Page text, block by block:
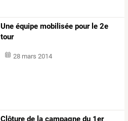
Une équipe mobilisée pour le 2e
tour
28 mars 2014
Clôture de la campagne du 1er